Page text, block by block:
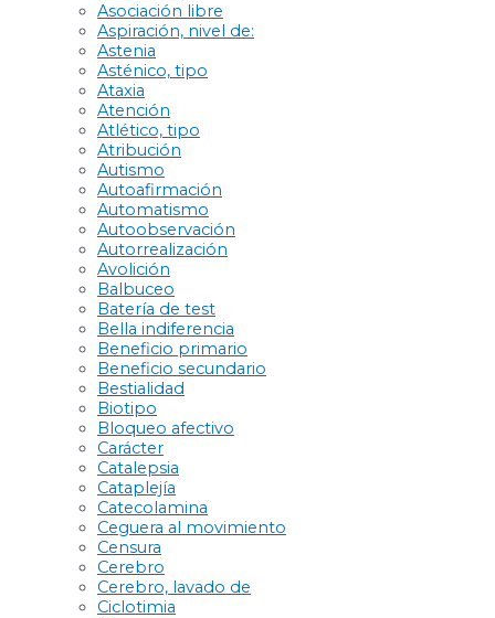
Asociación libre
Aspiración, nivel de:
Astenia
Asténico, tipo
Ataxia
Atención
Atlético, tipo
Atribución
Autismo
Autoafirmación
Automatismo
Autoobservación
Autorrealización
Avolición
Balbuceo
Batería de test
Bella indiferencia
Beneficio primario
Beneficio secundario
Bestialidad
Biotipo
Bloqueo afectivo
Carácter
Catalepsia
Cataplejía
Catecolamina
Ceguera al movimiento
Censura
Cerebro
Cerebro, lavado de
Ciclotimia